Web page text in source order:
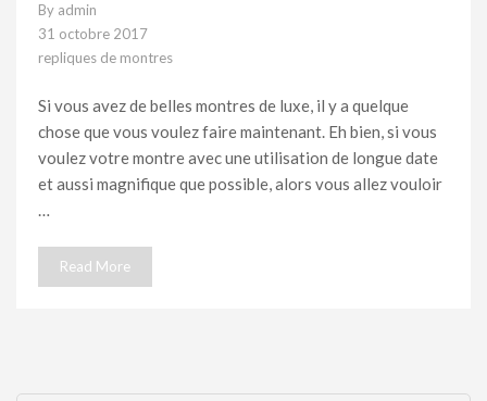
By admin
31 octobre 2017
repliques de montres
Si vous avez de belles montres de luxe, il y a quelque
chose que vous voulez faire maintenant. Eh bien, si vous
voulez votre montre avec une utilisation de longue date
et aussi magnifique que possible, alors vous allez vouloir
…
Read More